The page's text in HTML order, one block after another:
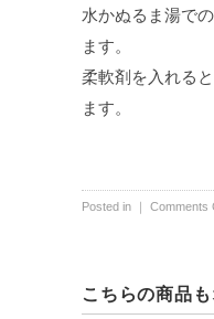
水かぬるま湯で
ます。
柔軟剤を入れる
ます。
Posted in ｜ Comments
こちらの商品